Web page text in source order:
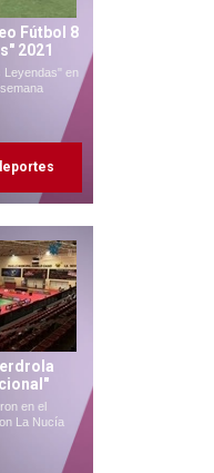
Fútbol 8
2021
Leyendas" en
en el
La Nucía